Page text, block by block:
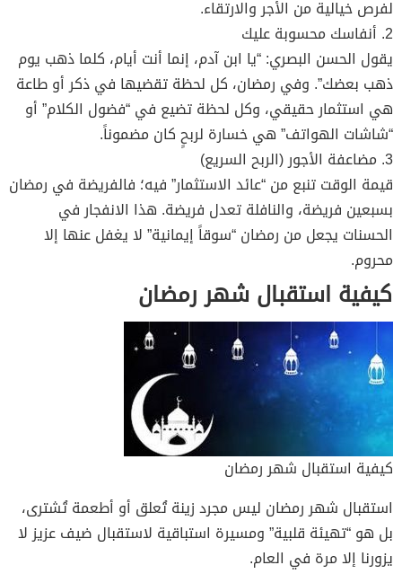
لفرص خيالية من الأجر والارتقاء.
2. أنفاسك محسوبة عليك
يقول الحسن البصري: “يا ابن آدم، إنما أنت أيام، كلما ذهب يوم
ذهب بعضك”. وفي رمضان، كل لحظة تقضيها في ذكر أو طاعة
هي استثمار حقيقي، وكل لحظة تضيع في “فضول الكلام” أو
“شاشات الهواتف” هي خسارة لربحٍ كان مضموناً.
3. مضاعفة الأجور (الربح السريع)
قيمة الوقت تنبع من “عائد الاستثمار” فيه؛ فالفريضة في رمضان
بسبعين فريضة، والنافلة تعدل فريضة. هذا الانفجار في
الحسنات يجعل من رمضان “سوقاً إيمانية” لا يغفل عنها إلا
محروم.
كيفية استقبال شهر رمضان
كيفية استقبال شهر رمضان
استقبال شهر رمضان ليس مجرد زينة تُعلق أو أطعمة تُشترى،
بل هو “تهيئة قلبية” ومسيرة استباقية لاستقبال ضيف عزيز لا
يزورنا إلا مرة في العام.